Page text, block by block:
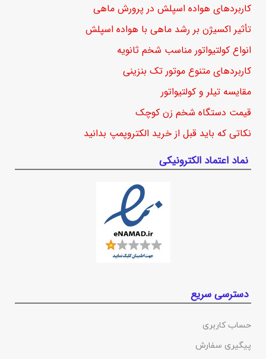
کاربردهای هواده اسپلش در پرورش ماهی
تأثیر اکسیژن بر رشد ماهی با هواده اسپلش
انواع کولتیواتور مناسب شخم ثانویه
کاربردهای متنوع موتور تک بنزینی
مقایسه تیلر و کولتیواتور
قیمت دستگاه شخم زن کوچک
نکاتی که باید قبل از خرید الکتروپمپ بدانید
نماد اعتماد الکترونیکی
دسترسی سریع
حساب کاربری
پیگیری سفارش